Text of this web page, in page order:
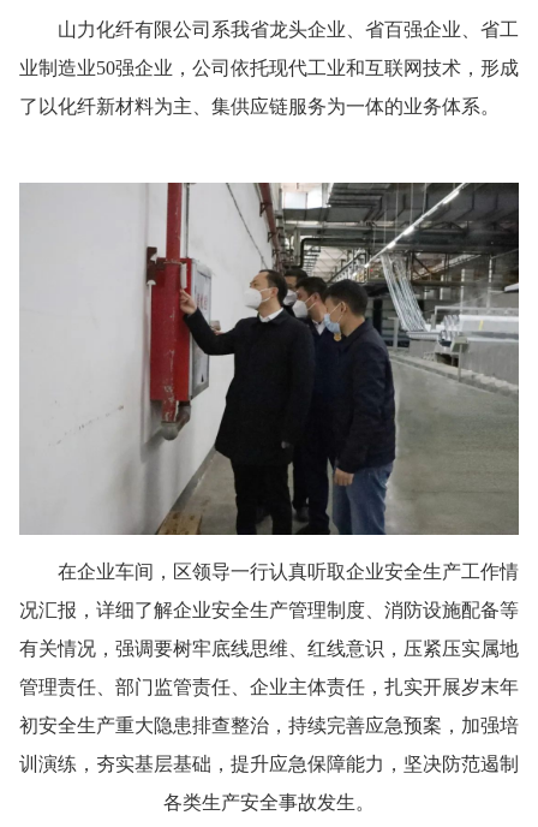
山力化纤有限公司系我省龙头企业、省百强企业、省工
业制造业50强企业，公司依托现代工业和互联网技术，形成
了以化纤新材料为主、集供应链服务为一体的业务体系。
在企业车间，区领导一行认真听取企业安全生产工作情
况汇报，详细了解企业安全生产管理制度、消防设施配备等
有关情况，强调要树牢底线思维、红线意识，压紧压实属地
管理责任、部门监管责任、企业主体责任，扎实开展岁末年
初安全生产重大隐患排查整治，持续完善应急预案，加强培
训演练，夯实基层基础，提升应急保障能力，坚决防范遏制
各类生产安全事故发生。